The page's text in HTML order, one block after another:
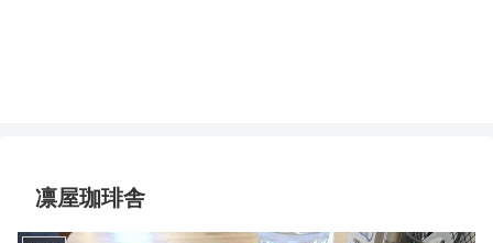
凛屋珈琲舎